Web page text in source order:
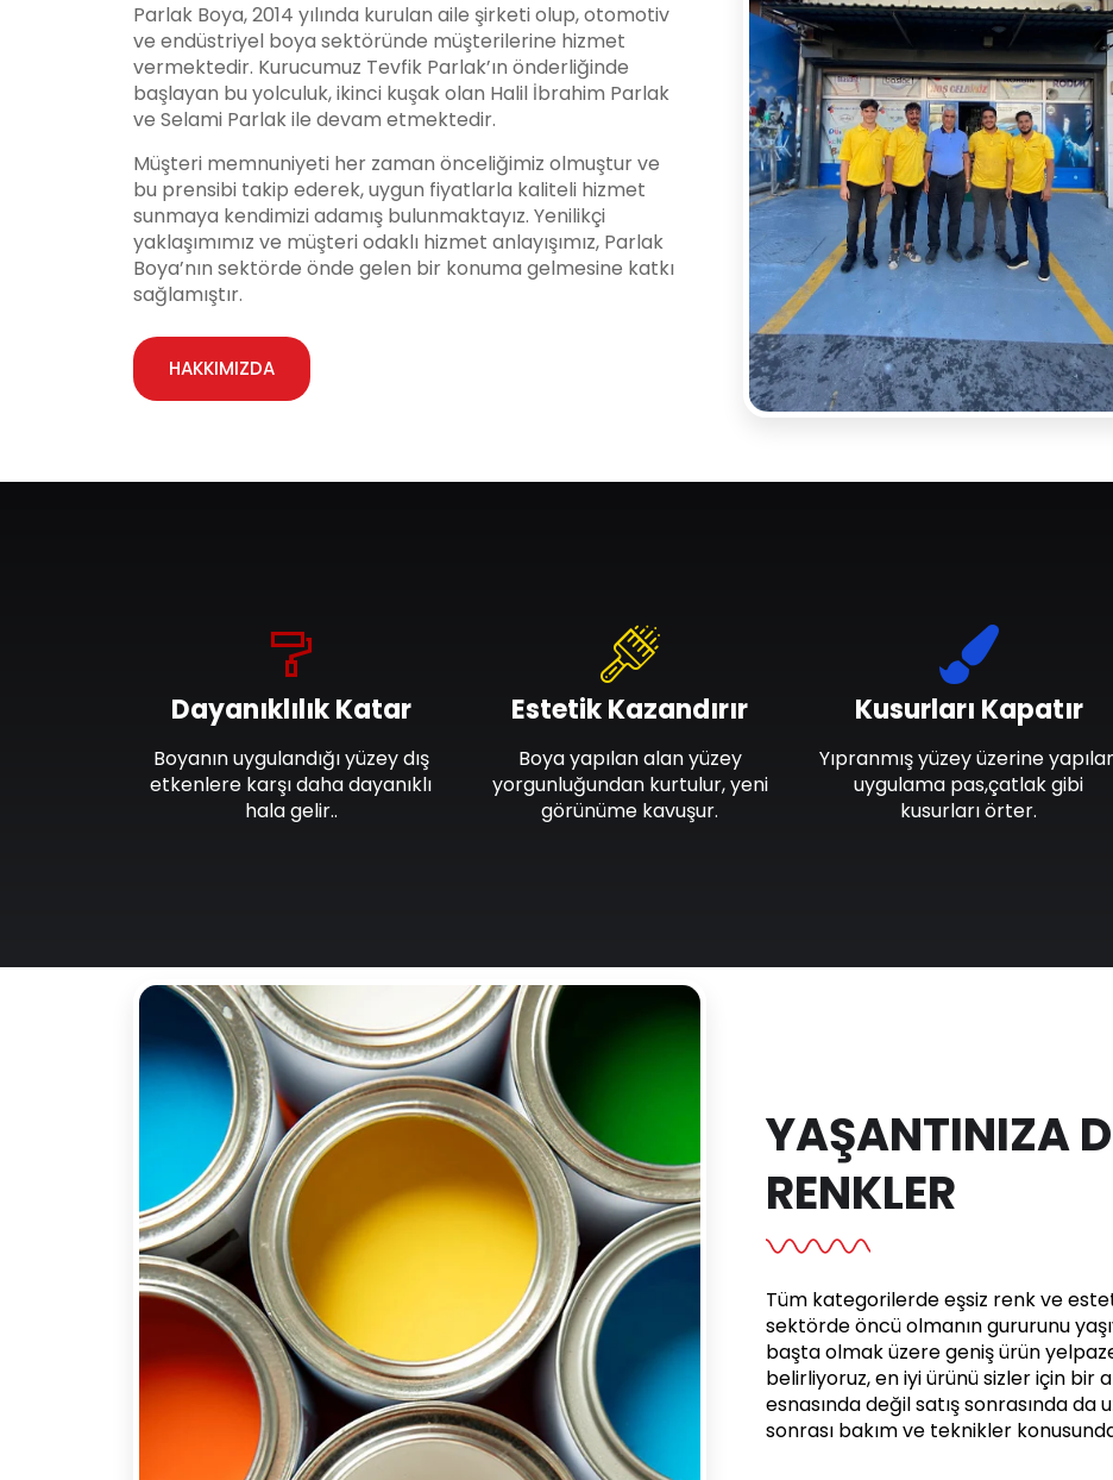
Parlak Boya, 2014 yılında kurulan aile şirketi olup, otomotiv
ve endüstriyel boya sektöründe müşterilerine hizmet
vermektedir. Kurucumuz Tevfik Parlak’ın önderliğinde
başlayan bu yolculuk, ikinci kuşak olan Halil İbrahim Parlak
ve Selami Parlak ile devam etmektedir.
Müşteri memnuniyeti her zaman önceliğimiz olmuştur ve
bu prensibi takip ederek, uygun fiyatlarla kaliteli hizmet
sunmaya kendimizi adamış bulunmaktayız. Yenilikçi
yaklaşımımız ve müşteri odaklı hizmet anlayışımız, Parlak
Boya’nın sektörde önde gelen bir konuma gelmesine katkı
sağlamıştır.
HAKKIMIZDA
Dayanıklılık Katar
Boyanın uygulandığı yüzey dış
etkenlere karşı daha dayanıklı
hala gelir..
Estetik Kazandırır
Boya yapılan alan yüzey
yorgunluğundan kurtulur, yeni
görünüme kavuşur.
Kusurları Kapatır
Yıpranmış yüzey üzerine
uygulama pas,çatlak gibi
kusurları örter.
YAŞANTINIZA
RENKLER
Tüm kategorilerde eşsiz renk ve
sektörde öncü olmanın gururunu
başta olmak üzere geniş ürün
belirliyoruz, en iyi ürünü sizler için bir
esnasında değil satış sonrasında
sonrası bakım ve teknikler